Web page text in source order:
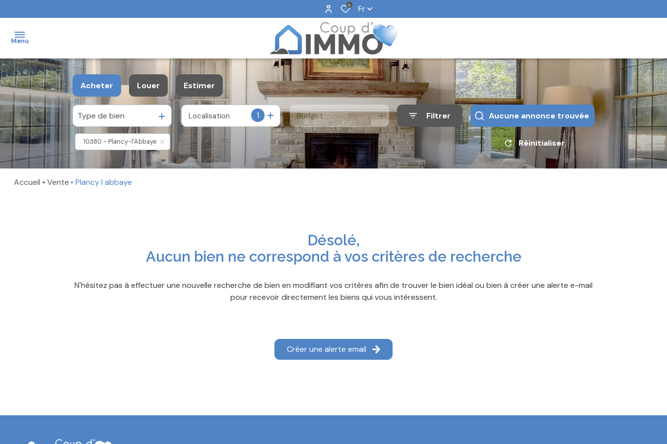
0 Fr
Menu
NOS
VENTES
NOS
LOCATIONS
NOS
BIENS
VENDUS
AGENCE
Acheter
De l'ancien
Du neuf
De l'immo pro
Louer
à l'année
De l'immo pro
Estimer
Type de bien 1
Localisation Budget Filtrer Aucune annonce trouvée
10380 - Plancy-l'Abbaye Réinitialiser
Accueil Vente Plancy l abbaye
Désolé,
Aucun bien ne correspond à vos critères de recherche
N'hésitez pas à effectuer une nouvelle recherche de bien en modifiant vos critères afin de trouver le bien idéal ou bien à créer une alerte e-mail
pour recevoir directement les biens qui vous intéressent.
Créer une alerte email